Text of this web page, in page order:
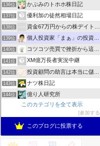
136位 かぶみのトホホ株日記
137位 優利加の徒然相場日記
138位 資金67万円からの株デイトレ収支記録
139位 個人投資家「まぁ」の投資ブログ《資産倍増化》
140位 コツコツ売買で挫折から這い上がりたい
141位 XM億万長者実況中継
142位 投資顧問の助言は本当に儲かるのかリアルにやってみた
143位 ナツ株日記
144位 億り人研究所
デイトレ初心者のトレード日記
146位 旅する投資家MIKAの日々の投資の記録
このカテゴリを全て表示
参加する
このブログに投票する